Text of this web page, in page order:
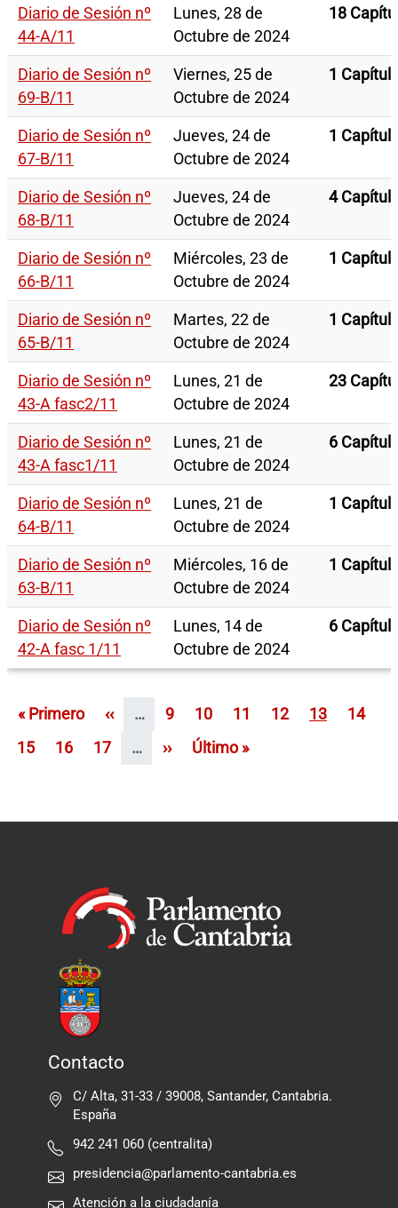
Diario de Sesión nº
44-A/11
Lunes, 28 de
Octubre de 2024
18
Diario de Sesión nº
69-B/11
Viernes, 25 de
Octubre de 2024
1
Diario de Sesión nº
67-B/11
Jueves, 24 de
Octubre de 2024
1
Diario de Sesión nº
68-B/11
Jueves, 24 de
Octubre de 2024
4
Diario de Sesión nº
66-B/11
Miércoles, 23 de
Octubre de 2024
1
Diario de Sesión nº
65-B/11
Martes, 22 de
Octubre de 2024
1
Diario de Sesión nº
43-A fasc2/11
Lunes, 21 de
Octubre de 2024
23
Diario de Sesión nº
43-A fasc1/11
Lunes, 21 de
Octubre de 2024
6
Diario de Sesión nº
64-B/11
Lunes, 21 de
Octubre de 2024
1
Diario de Sesión nº
63-B/11
Miércoles, 16 de
Octubre de 2024
1
Diario de Sesión nº
42-A fasc 1/11
Lunes, 14 de
Octubre de 2024
6
Primera página
« Primero Página anterior
‹‹ … Página
9 Página
10 Página
11 Página
12 Página
13 Página
14
Página
15 Página
16 Página
17 … Siguiente página
›› Última página
Último »
Contacto
C/ Alta, 31-33 / 39008, Santander, Cantabria.
España
942 241 060 (centralita)
presidencia@parlamento-cantabria.es
Atención a la ciudadanía